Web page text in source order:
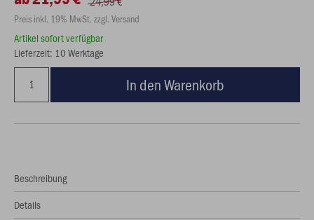
Preis inkl. 19% MwSt. zzgl. Versand
Artikel sofort verfügbar
Lieferzeit: 10 Werktage
In den Warenkorb
Beschreibung
Details